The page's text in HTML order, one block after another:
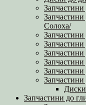
Солоха/
Запчастини
Диски
Запчастини до